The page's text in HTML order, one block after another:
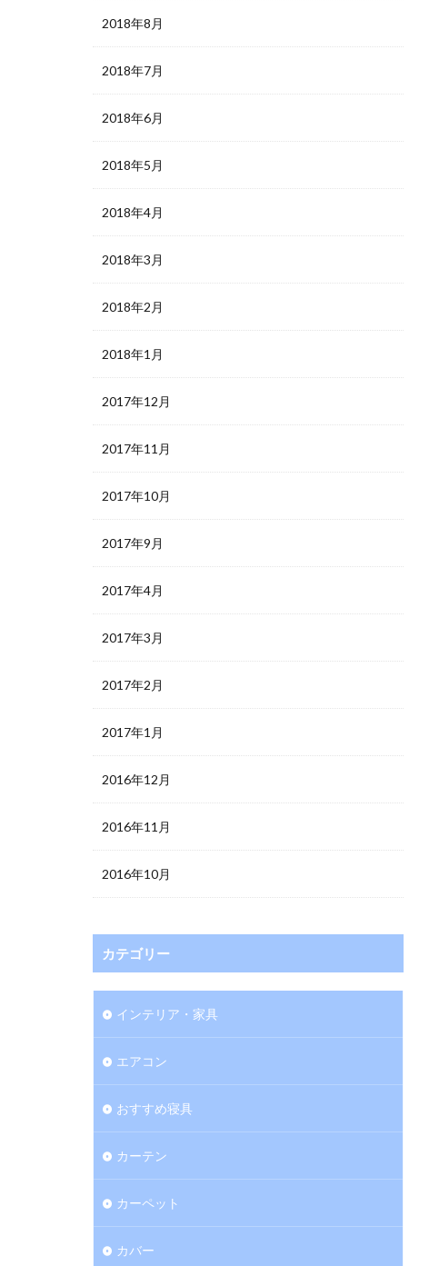
2018年8月
2018年7月
2018年6月
2018年5月
2018年4月
2018年3月
2018年2月
2018年1月
2017年12月
2017年11月
2017年10月
2017年9月
2017年4月
2017年3月
2017年2月
2017年1月
2016年12月
2016年11月
2016年10月
カテゴリー
インテリア・家具
エアコン
おすすめ寝具
カーテン
カーペット
カバー